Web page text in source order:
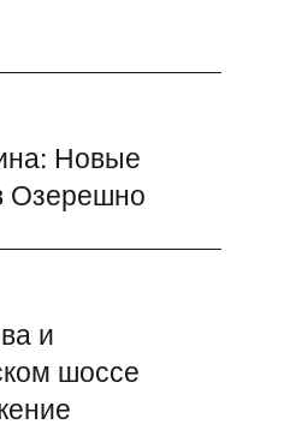
Новые
Озерешно
и
шоссе